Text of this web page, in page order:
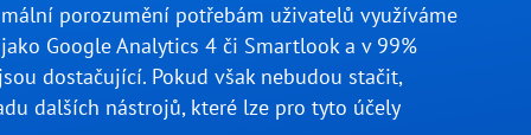
porozumění potřebám uživatelů využíváme
Google Analytics 4 či Smartlook a v 99%
dostačující. Pokud však nebudou stačit,
dalších nástrojů, které lze pro tyto účely